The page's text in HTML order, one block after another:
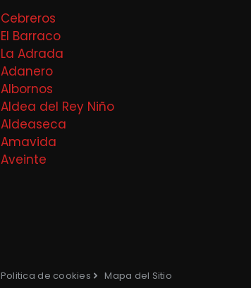
Cebreros
El Barraco
La Adrada
Adanero
Albornos
Aldea del Rey Niño
Aldeaseca
Amavida
Aveinte
Politica de cookies Mapa del Sitio